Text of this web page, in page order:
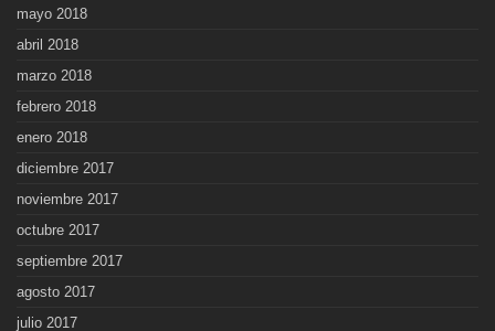
mayo 2018
abril 2018
marzo 2018
febrero 2018
enero 2018
diciembre 2017
noviembre 2017
octubre 2017
septiembre 2017
agosto 2017
julio 2017